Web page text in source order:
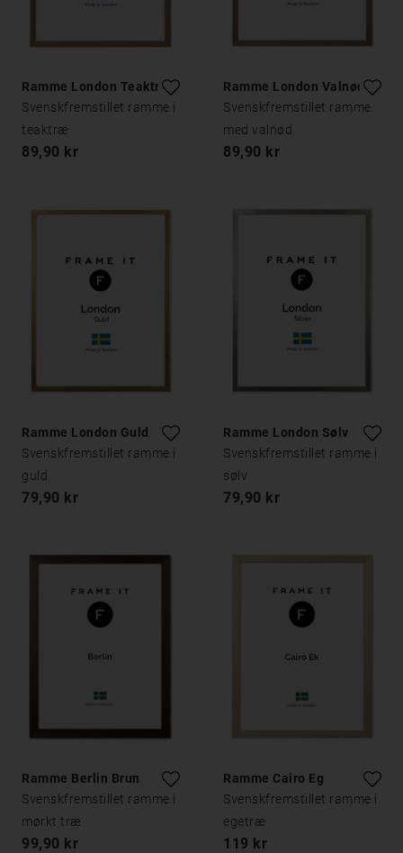
Ramme London Teaktræ
Svenskfremstillet ramme i
teaktræ
89,90 kr
Ramme London Valnød
Svenskfremstillet ramme
med valnød
89,90 kr
Ramme London Guld
Svenskfremstillet ramme i
guld
79,90 kr
Ramme London Sølv
Svenskfremstillet ramme i
sølv
79,90 kr
Ramme Berlin Brun
Svenskfremstillet ramme i
mørkt træ
99,90 kr
Ramme Cairo Eg
Svenskfremstillet ramme i
egetræ
119 kr